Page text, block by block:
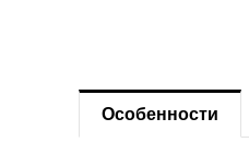
Особенности